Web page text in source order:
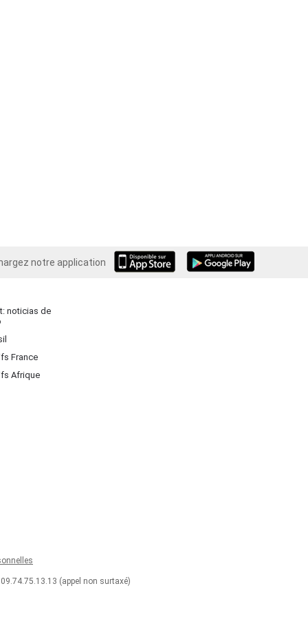
notre application
Android
noticias de
France
Afrique
(appel non surtaxé)